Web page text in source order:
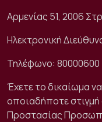
Αρμενίας 51, 2006
Ηλεκτρονική
Τηλέφωνο: 80000600
Έχετε το δικαίωμα
οποιαδήποτε
Προστασίας